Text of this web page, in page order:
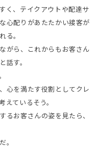
く、テイクアウトや配達サ
心配りがあたたかい接客が
る。
がら、これからもお客さん
話す。
心を満たす役割としてクレ
えているそう。
るお客さんの姿を見たら、
。